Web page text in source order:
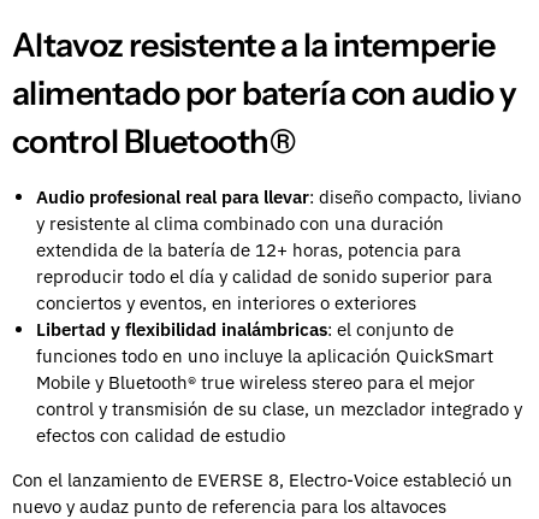
Altavoz resistente a la intemperie
alimentado por batería con audio y
control Bluetooth®
Audio profesional real para llevar: diseño compacto, liviano
y resistente al clima combinado con una duración
extendida de la batería de 12+ horas, potencia para
reproducir todo el día y calidad de sonido superior para
conciertos y eventos, en interiores o exteriores
Libertad y flexibilidad inalámbricas: el conjunto de
funciones todo en uno incluye la aplicación QuickSmart
Mobile y Bluetooth® true wireless stereo para el mejor
control y transmisión de su clase, un mezclador integrado y
efectos con calidad de estudio
Con el lanzamiento de EVERSE 8, Electro-Voice estableció un
nuevo y audaz punto de referencia para los altavoces